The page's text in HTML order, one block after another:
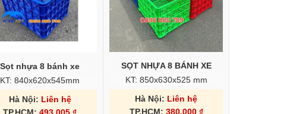
Sọt nhựa 8 bánh xe
KT: 840x620x545mm
Hà Nội: Liên hệ
TP.HCM:493.005₫
SỌT NHỰA 8 BÁNH XE
KT: 850x630x525 mm
Hà Nội: Liên hệ
TP.HCM: 380.000 ₫